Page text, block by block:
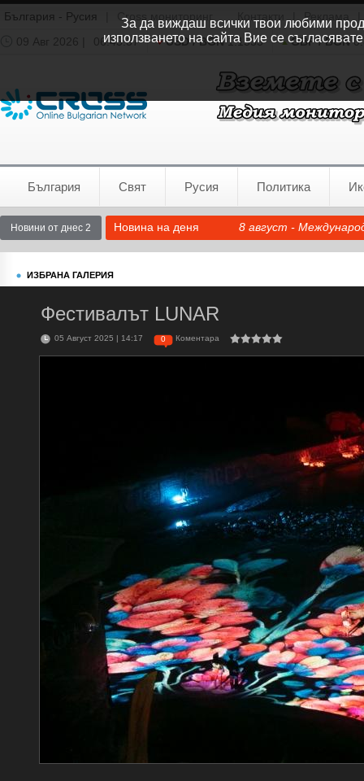
България - Русия Cross мониторинг Реклама
09 Авг 2026 |
06:45:38 USD / BGN1.1535 GBP / BGN
България Свят Русия Политика
Новини от днес 2 Новина на деня 8 август -
ИЗБРАНА ГАЛЕРИЯ
Фестивалът LUNAR
05 Август 2025 | 14:17 0 Коментара
За да виждаш всички твои любими
използването на сайта Вие се